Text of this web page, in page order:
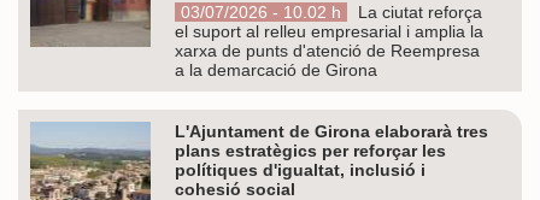
03/07/2026 - 10.02 h
La ciutat reforça
el suport al relleu empresarial i amplia la
xarxa de punts d'atenció de Reempresa
a la demarcació de Girona
L'Ajuntament de Girona elaborarà tres
plans estratègics per reforçar les
polítiques d'igualtat, inclusió i
cohesió social